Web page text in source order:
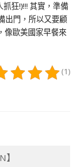
狂!)!!! 其實，準備
出門，所以又要顧
像歐美國家早餐來
(1)